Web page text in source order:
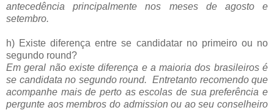
antecedência principalmente nos meses de agosto e
setembro.
h) Existe diferença entre se candidatar no primeiro ou no
segundo round?
Em geral não existe diferença e a maioria dos brasileiros é
se candidata no segundo round. Entretanto recomendo que
acompanhe mais de perto as escolas de sua preferência e
pergunte aos membros do admission ou ao seu conselheiro